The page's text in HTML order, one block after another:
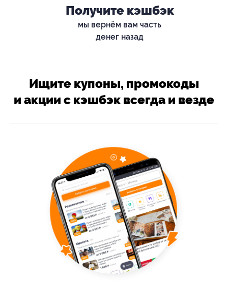
Получите кэшбэк
мы вернём вам часть
денег назад
Ищите купоны, промокоды
и акции с кэшбэк всегда и везде